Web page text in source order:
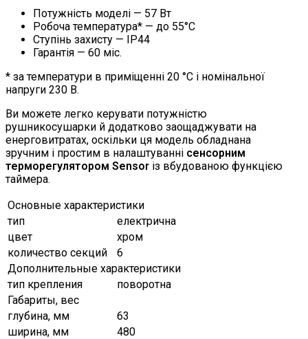
Потужність моделі — 57 Вт
Робоча температура* — до 55°C
Ступінь захисту — IP44
Гарантія — 60 міс.
* за температури в приміщенні 20 °С і номінальної
напруги 230 В.
Ви можете легко керувати потужністю
рушникосушарки й додатково заощаджувати на
енерговитратах, оскільки ця модель обладнана
зручним і простим в налаштуванні сенсорним
терморегулятором Sensor із вбудованою функцією
таймера.
Основные характеристики
тип
електрична
цвет
хром
количество секций
6
Дополнительные характеристики
тип крепления
поворотна
Габариты, вес
глубина, мм
63
ширина, мм
480